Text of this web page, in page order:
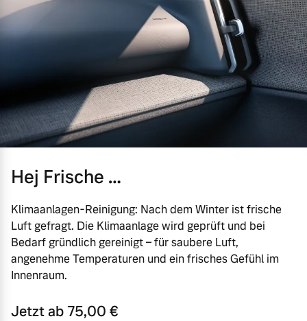
Hej Frische …
Klimaanlagen-Reinigung: Nach dem Winter ist frische
Luft gefragt. Die Klimaanlage wird geprüft und bei
Bedarf gründlich gereinigt – für saubere Luft,
angenehme Temperaturen und ein frisches Gefühl im
Innenraum.
Jetzt ab 75,00 €